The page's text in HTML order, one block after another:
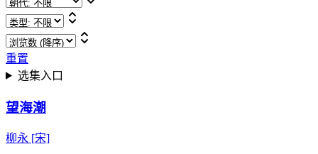
重置
选集入口
望海潮
柳永 [宋]